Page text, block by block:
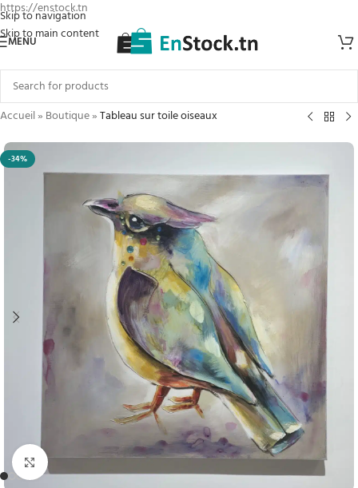
https://enstock.tn
Skip to navigation
Skip to main content
MENU
Accueil» Boutique»Tableau sur toile oiseaux
-34%
Click to enlarge